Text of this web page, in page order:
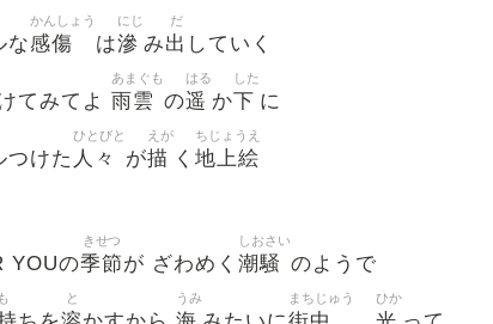
な感傷
かんしょう
は滲
にじ
み出
だ
していく
てみてよ 雨雲
あまぐも
の遥
はる
か下
した
に
つけた 人々
ひとびと
が描
えが
く 地上絵
ちじょうえ
YOUの季節
きせつ
が ざわめく 潮騒
しおさい
のようで
と うみ まちじゅう ひか